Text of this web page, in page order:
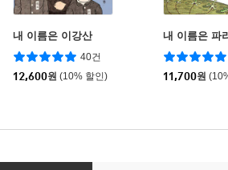
내 이름은 이강산
40건
12,600원 (10% 할인)
내 이름은 파
11,700원